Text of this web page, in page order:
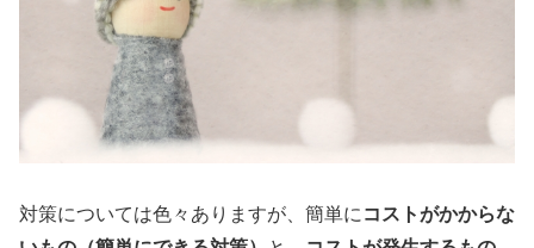
対策については色々ありますが、簡単に コストがかからな